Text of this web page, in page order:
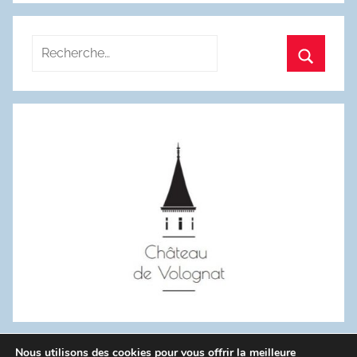
Recherche
:
Nous utilisons des cookies pour vous offrir la meilleure